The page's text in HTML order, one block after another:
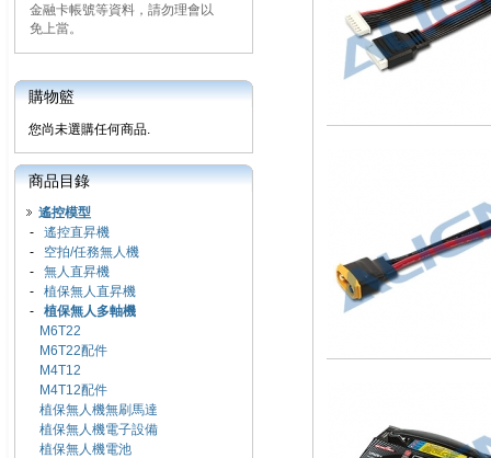
金融卡帳號等資料，請勿理會以
免上當。
購物籃
您尚未選購任何商品.
商品目錄
遙控模型
- 遙控直昇機
- 空拍/任務無人機
- 無人直昇機
- 植保無人直昇機
- 植保無人多軸機
M6T22
M6T22配件
M4T12
M4T12配件
植保無人機無刷馬達
植保無人機電子設備
植保無人機電池